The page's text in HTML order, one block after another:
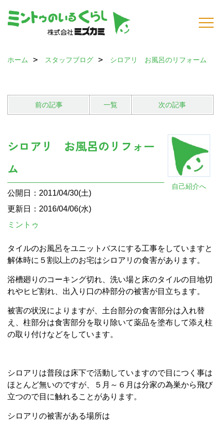
ホーム スタッフブログ シロアリ お風呂のリフォーム
前の記事 一覧 次の記事
自己紹介へ
シロアリ お風呂のリフォー
ム
公開日：2011/04/30(土)
更新日：2016/04/06(水)
ミントゥ
タイルのお風呂をユニットバスにする工事をしていますと
解体時に５割以上のお宅はシロアリの食害があります。
浴槽廻りのコーキング切れ、洗い場と床のタイルの目地切
れやヒビ割れ、出入り口の枠部分の被害が目立ちます。
被害の状況によりますが、土台部分の食害部分は入れ替
え、柱部分は食害部分を取り除いて薬品を塗布して添え柱
の取り付けなどをしています。
シロアリは普段は床下で活動していますので目につく事は
ほとんど無いのですが、５月～６月は分家の為巣から飛び
立つので目に触れることがあります。
シロアリの被害がある場所は